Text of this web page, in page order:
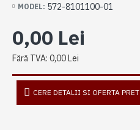
MODEL: 572-8101100-01
0,00 Lei
Fără TVA: 0,00 Lei
CERE DETALII SI OFERTA PRET